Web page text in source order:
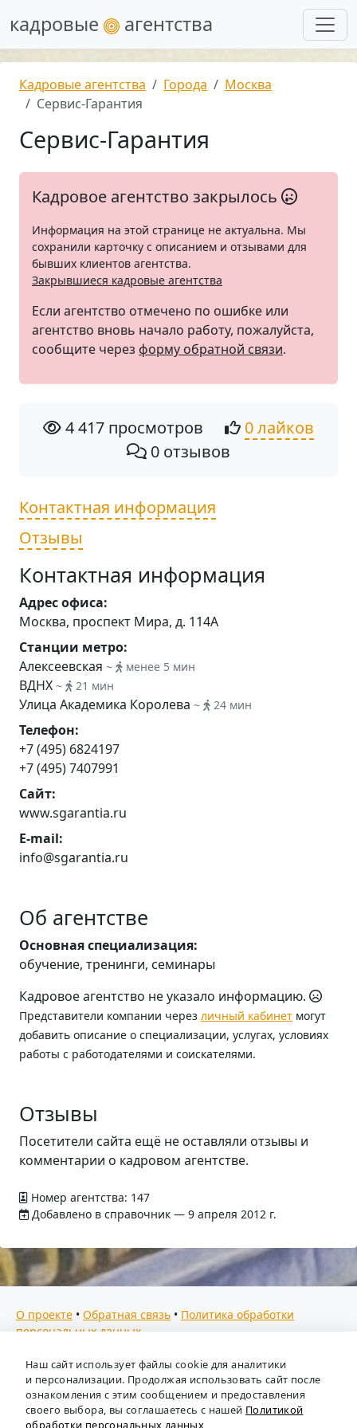
кадровые агентства
Кадровые агентства Города
Москва
Сервис-Гарантия
Сервис-Гарантия
Кадровое агентство закрылось
Информация на этой странице не актуальна. Мы
сохранили карточку с описанием и отзывами для
бывших клиентов агентства.
Закрывшиеся кадровые агентства
Если агентство отмечено по ошибке или
агентство вновь начало работу, пожалуйста,
сообщите через форму обратной связи.
4 417 просмотров
0 лайков
0 отзывов
Контактная информация
Отзывы
Контактная информация
Адрес офиса:
Москва, проспект Мира, д. 114А
Станции метро:
Алексеевская ~ менее 5 мин
ВДНХ ~ 21 мин
Улица Академика Королева ~ 24 мин
Телефон:
+7 (495) 6824197
+7 (495) 7407991
Сайт:
www.sgarantia.ru
E-mail:
info@sgarantia.ru
Об агентстве
Основная специализация:
обучение, тренинги, семинары
Кадровое агентство не указало информацию.
Представители компании через личный кабинет могут
добавить описание о специализации, услугах, условиях
работы с работодателями и соискателями.
Отзывы
Посетители сайта ещё не оставляли отзывы и
комментарии о кадровом агентстве.
Номер агентства: 147
Добавлено в справочник — 9 апреля 2012 г.
О проекте • Обратная связь • Политика обработки
персональных данных
Мы собираем отзывы, составляем рейтинги и
предоставляем всю информацию о кадровых агентствах
России. Также анализируем ключевые тенденции рынка
труда: отслеживаем динамику зарплат, уровень
Наш сайт использует файлы cookie для аналитики
и персонализации. Продолжая использовать сайт после
ознакомления с этим сообщением и предоставления
своего выбора, вы соглашаетесь с нашей Политикой